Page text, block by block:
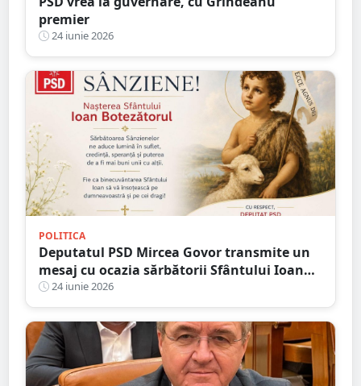
premier
24 iunie 2026
POLITICA
Deputatul PSD Mircea Govor transmite un
mesaj cu ocazia sărbătorii Sfântului Ioan
Botezătorul și a Sânzienelor
24 iunie 2026